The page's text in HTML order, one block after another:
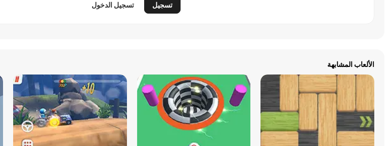
تسجيل تسجيل الدخول
الألعاب المشابهة